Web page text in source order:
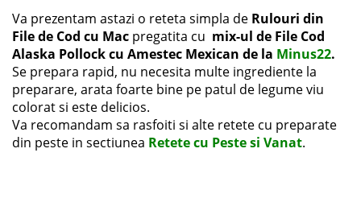
Va prezentam astazi o reteta simpla de Rulouri din
File de Cod cu Mac pregatita cu mix-ul de File Cod
Alaska Pollock cu Amestec Mexican de la Minus22.
Se prepara rapid, nu necesita multe ingrediente la
preparare, arata foarte bine pe patul de legume viu
colorat si este delicios.
Va recomandam sa rasfoiti si alte retete cu preparate
din peste in sectiunea Retete cu Peste si Vanat.